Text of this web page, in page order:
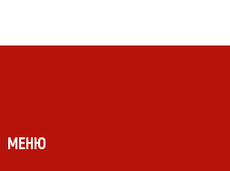
МЕНЮ